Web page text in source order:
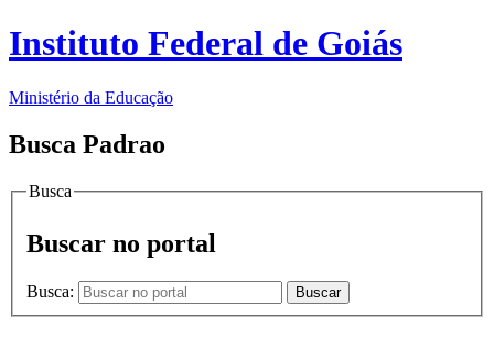
Instituto Federal de Goiás
Ministério da Educação
Busca Padrao
Busca
Buscar no portal
Busca: Buscar